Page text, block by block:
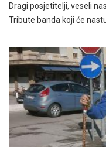
Dragi posjetitelji, veseli
Tribute banda koji će